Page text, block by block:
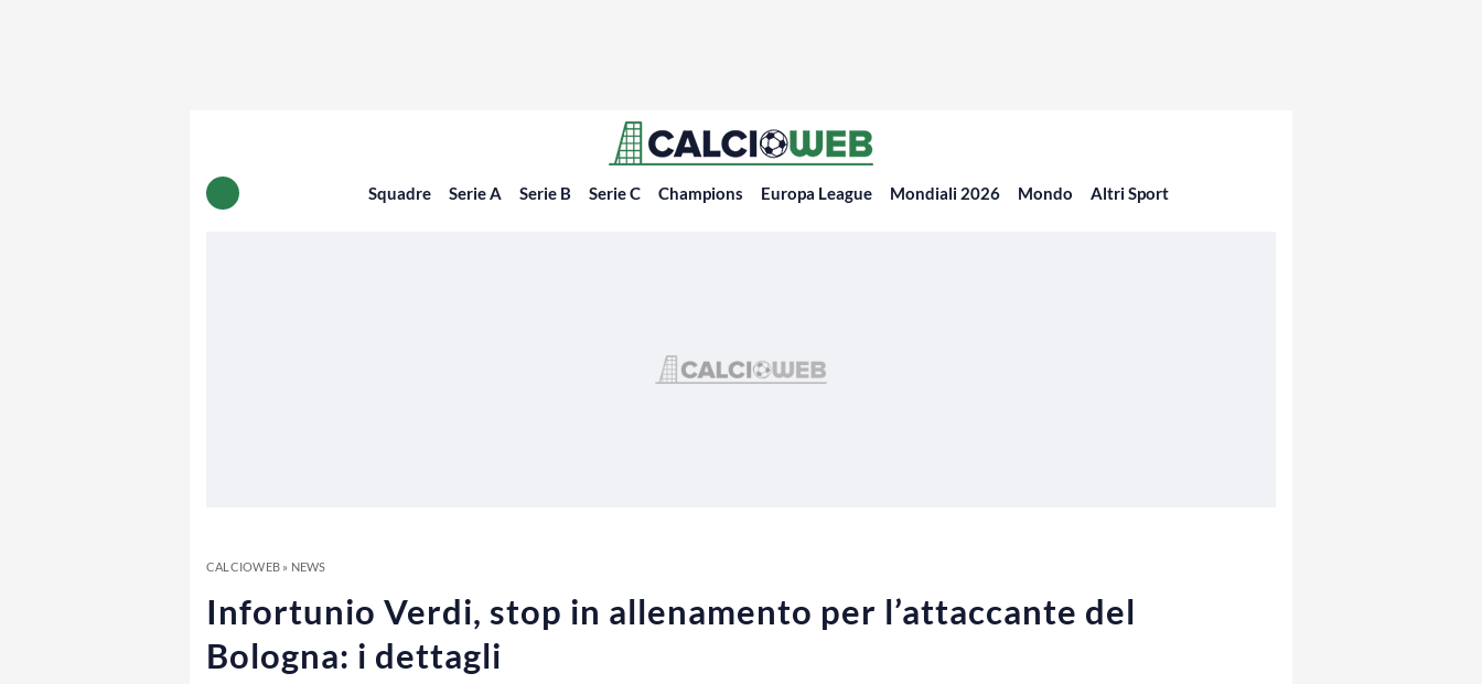
Squadre Serie A Serie B Serie C Champions Europa League Mondiali 2026 Mondo Altri Sport
CALCIOWEB» NEWS
Infortunio Verdi, stop in allenamento per l’attaccante del
Bologna: i dettagli